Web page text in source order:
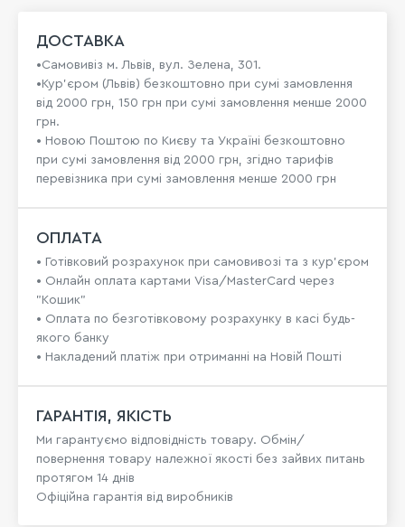
ДОСТАВКА
•Самовивіз м. Львів, вул. Зелена, 301.
•Кур'єром (Львів) безкоштовно при сумі замовлення
від 2000 грн, 150 грн при сумі замовлення менше 2000
грн.
• Новою Поштою по Києву та Україні безкоштовно
при сумі замовлення від 2000 грн, згідно тарифів
перевізника при сумі замовлення менше 2000 грн
ОПЛАТА
• Готівковий розрахунок при самовивозі та з кур’єром
• Онлайн оплата картами Visa/MasterCard через
"Кошик"
• Оплата по безготівковому розрахунку в касі будь-
якого банку
• Накладений платіж при отриманні на Новій Пошті
ГАРАНТІЯ, ЯКІСТЬ
Ми гарантуємо відповідність товару. Обмін/
повернення товару належної якості без зайвих питань
протягом 14 днів
Офіційна гарантія від виробників